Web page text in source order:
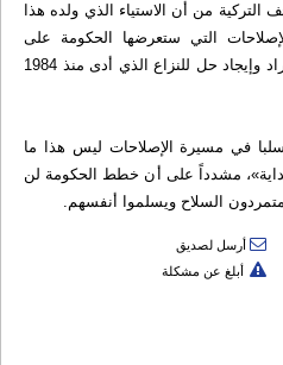
من أن الاستياء الذي ولده هذا
التي ستعرضها الحكومة على
البرلمان والمتعلقة بمنح حقوق للأكراد وإيجاد حل للنزاع الذي أدى منذ 1984
في مسيرة الإصلاحات ليس هذا ما
مشدداً على أن خطط الحكومة لن
السلاح ويسلموا أنفسهم.
أرسل لصديق
أبلغ عن مشكلة